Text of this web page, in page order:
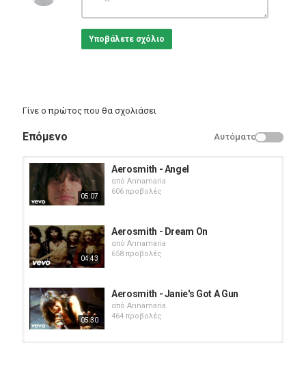
Υποβάλετε σχόλιο
Γίνε ο πρώτος που θα σχολιάσει
Επόμενο Αυτόματο
05:07
Aerosmith - Angel
από Annamaria
606 προβολές
04:43
Aerosmith - Dream On
από Annamaria
658 προβολές
05:30
Aerosmith - Janie's Got A Gun
από Annamaria
464 προβολές